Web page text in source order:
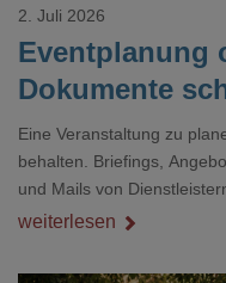
Eventplanung
Dokumente
2. Juli 2026
Eine Veranstaltung zu
behalten. Briefings,
und Mails von
unübersichtlichen Stapel.
Dokument gesucht hat,
weiterlesen